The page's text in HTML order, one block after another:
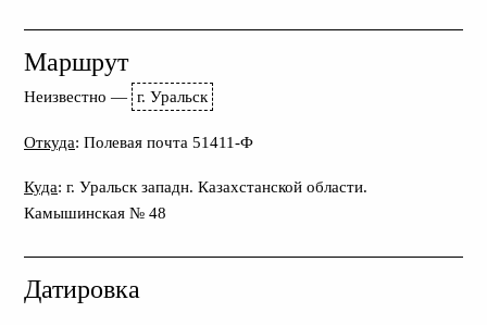
Маршрут
Неизвестно — г. Уральск
Откуда: Полевая почта 51411-Ф
Куда: г. Уральск западн. Казахстанской области.
Камышинская № 48
Датировка